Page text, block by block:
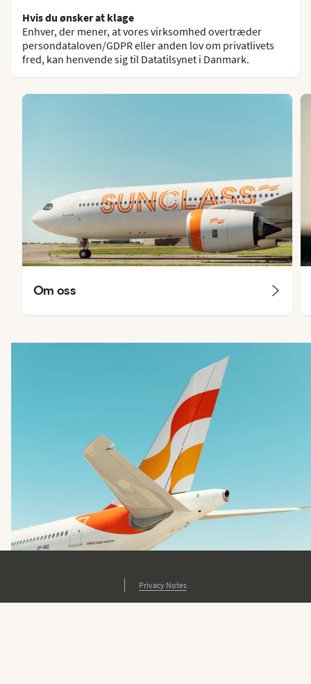
Hvis du ønsker at klage
Enhver, der mener, at vores virksomhed overtræder
persondataloven/GDPR eller anden lov om privatlivets
fred, kan henvende sig til Datatilsynet i Danmark.
Om oss
Privacy Notes